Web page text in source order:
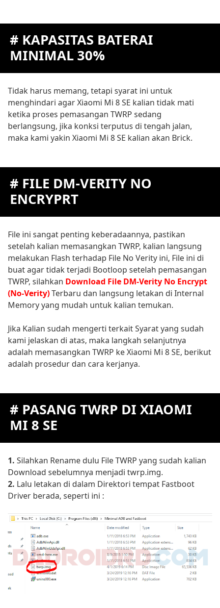
# KAPASITAS BATERAI
MINIMAL 30%
Tidak harus memang, tetapi syarat ini untuk
menghindari agar Xiaomi Mi 8 SE kalian tidak mati
ketika proses pemasangan TWRP sedang
berlangsung, jika konksi terputus di tengah jalan,
maka kami yakin Xiaomi Mi 8 SE kalian akan Brick.
# FILE DM-VERITY NO
ENCRYPRT
File ini sangat penting keberadaannya, pastikan
setelah kalian memasangkan TWRP, kalian langsung
melakukan Flash terhadap File No Verity ini, File ini di
buat agar tidak terjadi Bootloop setelah pemasangan
TWRP, silahkan Download File DM-Verity No Encrypt
(No-Verity)Terbaru dan langsung letakan di Internal
Memory yang mudah untuk kalian temukan.
Jika Kalian sudah mengerti terkait Syarat yang sudah
kami jelaskan di atas, maka langkah selanjutnya
adalah memasangkan TWRP ke Xiaomi Mi 8 SE, berikut
adalah prosedur dan cara kerjanya.
# PASANG TWRP DI XIAOMI
MI 8 SE
1. Silahkan Rename dulu File TWRP yang sudah kalian
Download sebelumnya menjadi twrp.img.
2. Lalu letakan di dalam Direktori tempat Fastboot
Driver berada, seperti ini :